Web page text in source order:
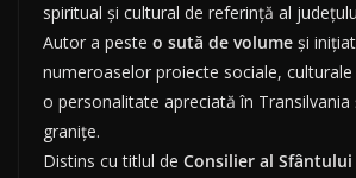
spiritual și cultural de referință al
Autor a peste o sută de volume și
numeroaselor proiecte sociale,
o personalitate apreciată în Transilvania
granițe.
Distins cu titlul de Consilier al Sfântului